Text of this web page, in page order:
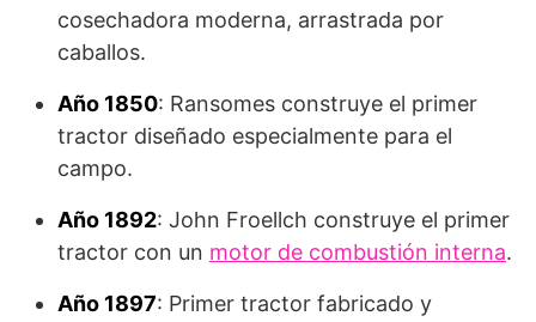
cosechadora moderna, arrastrada por
caballos.
Año 1850: Ransomes construye el primer
tractor diseñado especialmente para el
campo.
Año 1892: John Froellch construye el primer
tractor con un motor de combustión interna.
Año 1897: Primer tractor fabricado y